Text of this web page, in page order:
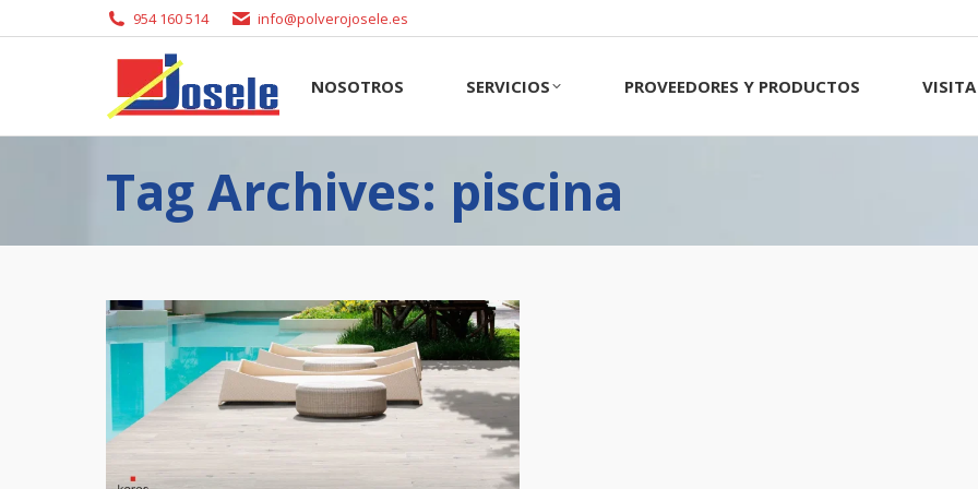
954 160 514 info@polverojosele.es
NOSOTROS SERVICIOS PROVEEDORES Y PRODUCTOS VISITA
Tag Archives: piscina
NOSOTROS SERVICIOS PROVEEDORES Y PRODUCTOS VISITA